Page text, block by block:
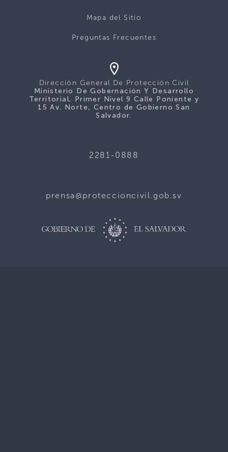
Mapa del Sitio
Preguntas Frecuentes
Dirección General De Protección Civil
Ministerio De Gobernación Y Desarrollo
Territorial, Primer Nivel 9 Calle Poniente y
15 Av. Norte, Centro de Gobierno San
Salvador.
2281-0888
prensa@proteccioncivil.gob.sv